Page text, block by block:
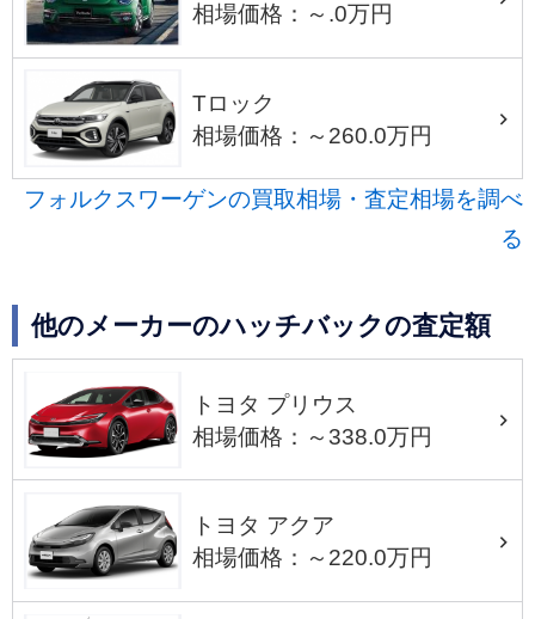
相場価格：～.0万円
Tロック
相場価格：～260.0万円
フォルクスワーゲンの買取相場・査定相場を調べ
る
他のメーカーのハッチバックの査定額
トヨタ プリウス
相場価格：～338.0万円
トヨタ アクア
相場価格：～220.0万円